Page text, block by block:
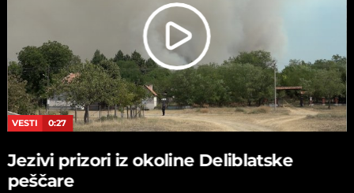
VESTI 0:27
Jezivi prizori iz okoline Deliblatske
peščare